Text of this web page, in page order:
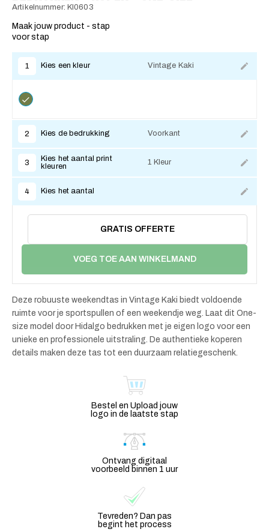
Artikelnummer: KI0603
Maak jouw product - stap
voor stap
1 Kies een kleur Vintage Kaki
2 Kies de bedrukking Voorkant
3
Kies het aantal print
kleuren
1 Kleur
4 Kies het aantal
GRATIS OFFERTE
VOEG TOE AAN WINKELMAND
Deze robuuste weekendtas in Vintage Kaki biedt voldoende
ruimte voor je sportspullen of een weekendje weg. Laat dit One-
size model door Hidalgo bedrukken met je eigen logo voor een
unieke en professionele uitstraling. De authentieke koperen
details maken deze tas tot een duurzaam relatiegeschenk.
Bestel en Upload jouw
logo in de laatste stap
Ontvang digitaal
voorbeeld binnen 1 uur
Tevreden? Dan pas
begint het process